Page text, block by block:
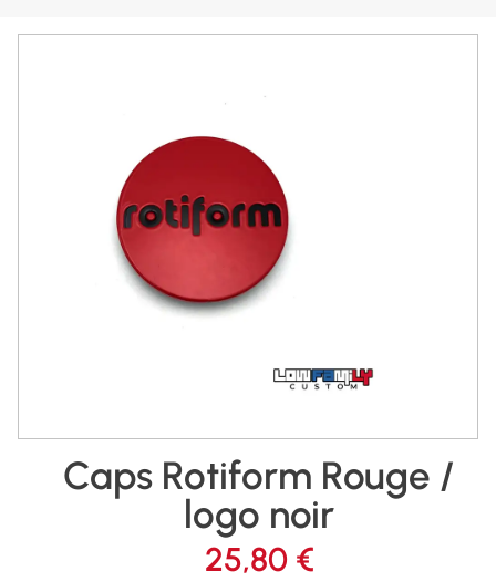
Caps Rotiform Rouge /
logo noir
25,80 €